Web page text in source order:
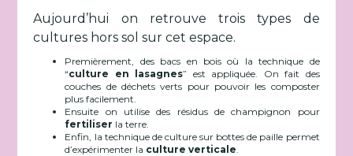
Aujourd’hui on retrouve trois types de
cultures hors sol sur cet espace.
Premièrement, des bacs en bois où la technique de
“culture en lasagnes” est appliquée. On fait des
couches de déchets verts pour pouvoir les composter
plus facilement.
Ensuite on utilise des résidus de champignon pour
fertiliser la terre.
Enfin, la technique de culture sur bottes de paille permet
d’expérimenter la culture verticale.